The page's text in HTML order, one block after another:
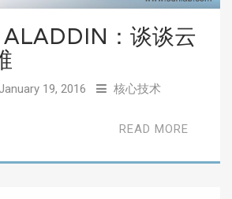
：谈谈云
19, 2016 核心技术
READ MORE